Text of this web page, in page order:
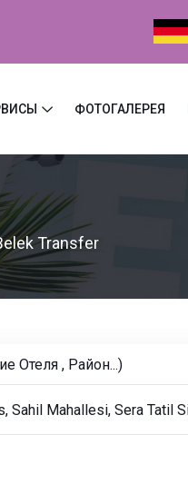
ФОТОГАЛЕРЕЯ
Transfer
Oтеля , Pайон...)